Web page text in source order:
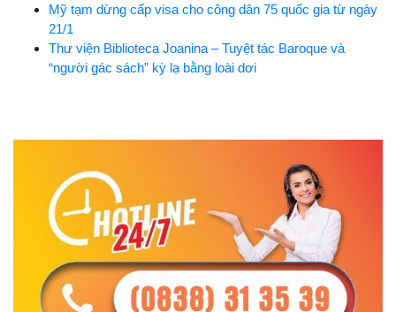
Mỹ tạm dừng cấp visa cho công dân 75 quốc gia từ ngày
21/1
Thư viện Biblioteca Joanina – Tuyệt tác Baroque và
“người gác sách” kỳ lạ bằng loài dơi